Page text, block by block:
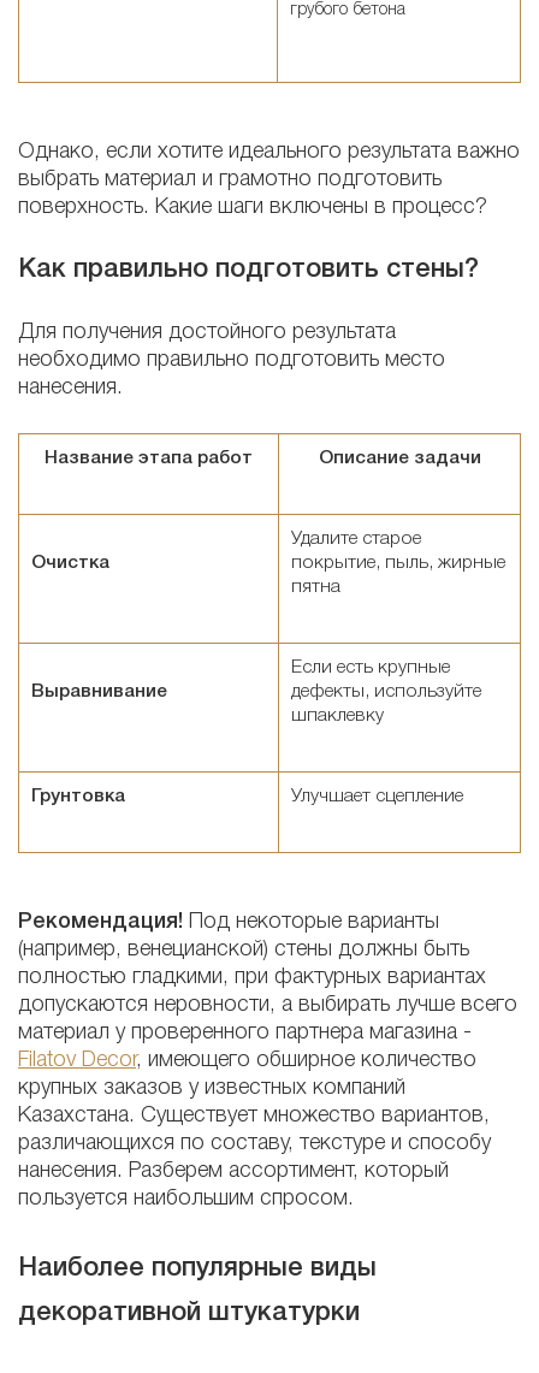
грубого бетона
Однако, если хотите идеального результата важно
выбрать материал и грамотно подготовить
поверхность. Какие шаги включены в процесс?
Как правильно подготовить стены?
Для получения достойного результата
необходимо правильно подготовить место
нанесения.
Название этапа работ Описание задачи
Очистка
Удалите старое
покрытие, пыль, жирные
пятна
Выравнивание
Если есть крупные
дефекты, используйте
шпаклевку
Грунтовка Улучшает сцепление
Рекомендация! Под некоторые варианты
(например, венецианской) стены должны быть
полностью гладкими, при фактурных вариантах
допускаются неровности, а выбирать лучше всего
материал у проверенного партнера магазина -
Filatov Decor, имеющего обширное количество
крупных заказов у известных компаний
Казахстана. Существует множество вариантов,
различающихся по составу, текстуре и способу
нанесения. Разберем ассортимент, который
пользуется наибольшим спросом.
Наиболее популярные виды
декоративной штукатурки